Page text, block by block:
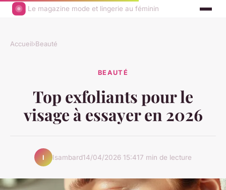
Le magazine mode et lingerie au féminin
Accueil›Beauté
BEAUTÉ
Top exfoliants pour le
visage à essayer en 2026
I Isambard14/04/2026 15:417 min de lecture